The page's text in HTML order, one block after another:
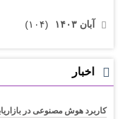
آبان ۱۴۰۳ (۱۰۴)
اخبار
کاربرد هوش مصنوعی در